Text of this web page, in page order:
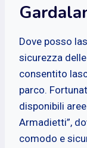
Dove posso
sicurezza
consentito
parco.
disponibili
Armadietti”,
comodo e